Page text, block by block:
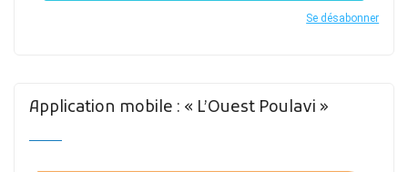
Se désabonner
Application mobile : « L’Ouest Poulavi »